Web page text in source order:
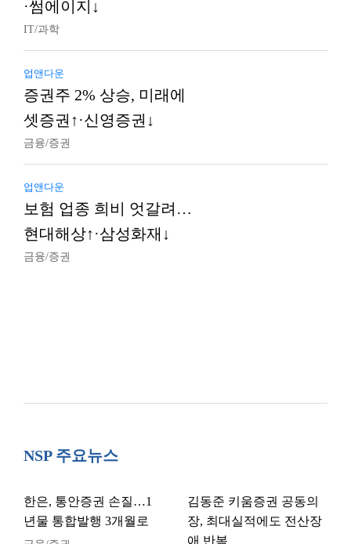
·썸에이지↓
IT/과학
업앤다운
증권주 2% 상승, 미래에
셋증권↑·신영증권↓
금융/증권
업앤다운
보험 업종 희비 엇갈려…
현대해상↑·삼성화재↓
금융/증권
NSP 주요뉴스
한은, 통안증권 손질…1
년물 통합발행 3개월로
김동준 키움증권 공동의
장, 최대실적에도 전산장
애 반복